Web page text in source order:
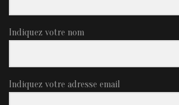
Indiquez votre nom
Indiquez votre adresse email